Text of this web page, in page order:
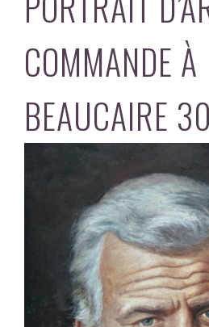
COMMANDE À
BEAUCAIRE